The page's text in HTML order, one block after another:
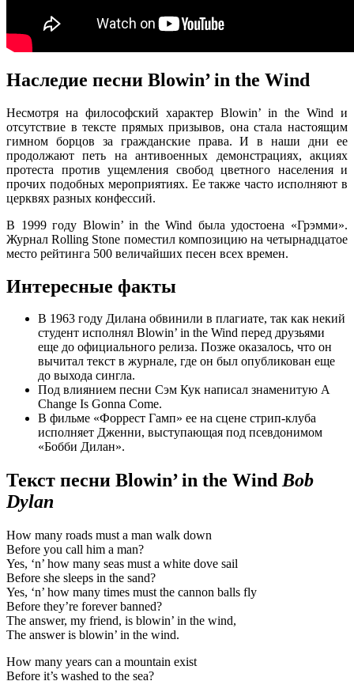
Наследие песни Blowin’ in the Wind
Несмотря на философский характер Blowin’ in the Wind и
отсутствие в тексте прямых призывов, она стала настоящим
гимном борцов за гражданские права. И в наши дни ее
продолжают петь на антивоенных демонстрациях, акциях
протеста против ущемления свобод цветного населения и
прочих подобных мероприятиях. Ее также часто исполняют в
церквях разных конфессий.
В 1999 году Blowin’ in the Wind была удостоена «Грэмми».
Журнал Rolling Stone поместил композицию на четырнадцатое
место рейтинга 500 величайших песен всех времен.
Интересные факты
В 1963 году Дилана обвинили в плагиате, так как некий
студент исполнял Blowin’ in the Wind перед друзьями
еще до официального релиза. Позже оказалось, что он
вычитал текст в журнале, где он был опубликован еще
до выхода сингла.
Под влиянием песни Сэм Кук написал знаменитую A
Change Is Gonna Come.
В фильме «Форрест Гамп» ее на сцене стрип-клуба
исполняет Дженни, выступающая под псевдонимом
«Бобби Дилан».
Текст песни Blowin’ in the WindBob
Dylan
How many roads must a man walk down
Before you call him a man?
Yes, ‘n’ how many seas must a white dove sail
Before she sleeps in the sand?
Yes, ‘n’ how many times must the cannon balls fly
Before they’re forever banned?
The answer, my friend, is blowin’ in the wind,
The answer is blowin’ in the wind.
How many years can a mountain exist
Before it’s washed to the sea?